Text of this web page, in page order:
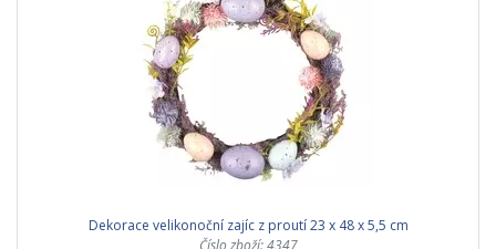
Dekorace velikonoční zajíc z proutí 23 x 48 x 5,5 cm
Číslo zboží: 4347